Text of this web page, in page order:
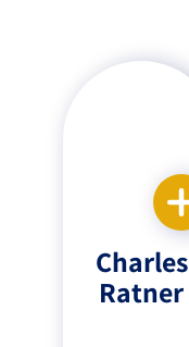
Charles
Ratner